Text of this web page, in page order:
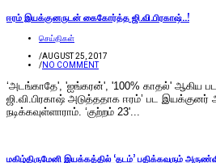
ஈரம் இயக்குனருடன் கைகோர்த்த ஜி.வி.பிரகாஷ்..!
செய்திகள்
/AUGUST 25, 2017
/NO COMMENT
‘அடங்காதே', 'ஐங்கரன்', '100% காதல்' ஆகிய
ஜி.வி.பிரகாஷ் அடுத்ததாக ஈரம்’ பட
நடிக்கவுள்ளாராம். ‘குற்றம் 23'...
மகிழ்திருமேனி இயக்கத்தில் ‘தடம்’ பதிக்கவரும்